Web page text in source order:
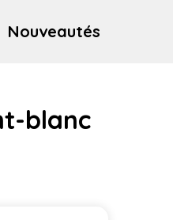
Nouveautés
blanc